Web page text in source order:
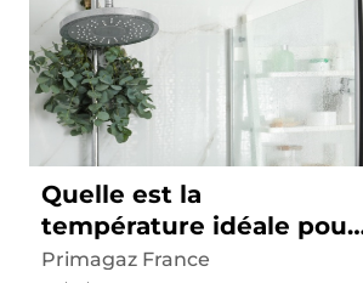
Quelle est la
température idéale pour
une douche ?
Primagaz France